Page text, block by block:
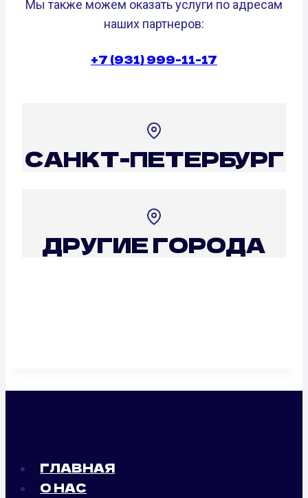
Мы также можем оказать услуги по адресам
наших партнеров:
+7 (931) 999-11-17
САНКТ-ПЕТЕРБУРГ
ДРУГИЕ ГОРОДА
ГЛАВНАЯ
О НАС